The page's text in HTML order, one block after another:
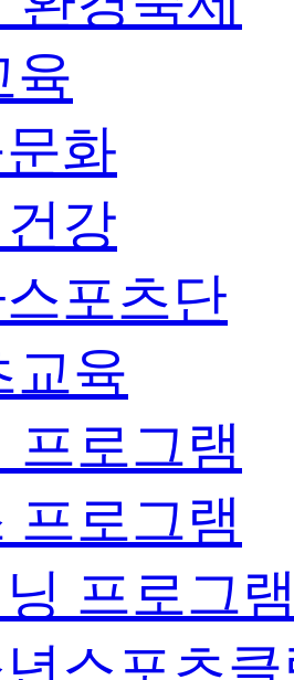
육
화
강
포츠단
교육
프로그램
프로그램
프로그